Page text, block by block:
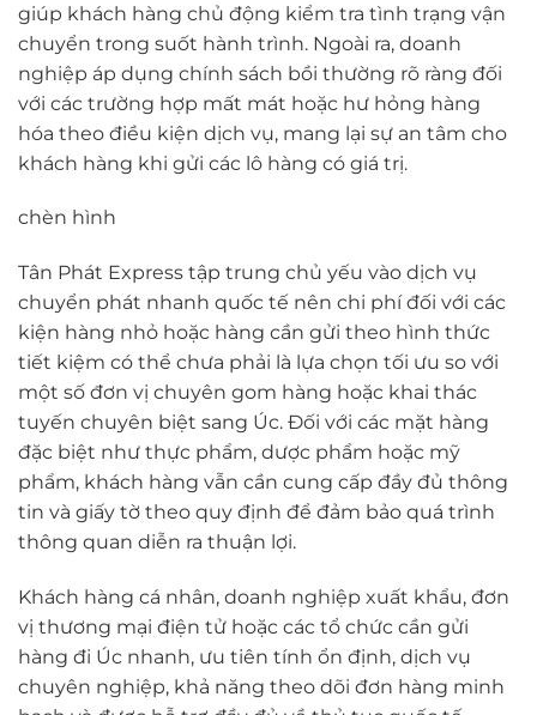
giúp khách hàng chủ động kiểm tra tình trạng vận
chuyển trong suốt hành trình. Ngoài ra, doanh
nghiệp áp dụng chính sách bồi thường rõ ràng đối
với các trường hợp mất mát hoặc hư hỏng hàng
hóa theo điều kiện dịch vụ, mang lại sự an tâm cho
khách hàng khi gửi các lô hàng có giá trị.
chèn hình
Tân Phát Express tập trung chủ yếu vào dịch vụ
chuyển phát nhanh quốc tế nên chi phí đối với các
kiện hàng nhỏ hoặc hàng cần gửi theo hình thức
tiết kiệm có thể chưa phải là lựa chọn tối ưu so với
một số đơn vị chuyên gom hàng hoặc khai thác
tuyến chuyên biệt sang Úc. Đối với các mặt hàng
đặc biệt như thực phẩm, dược phẩm hoặc mỹ
phẩm, khách hàng vẫn cần cung cấp đầy đủ thông
tin và giấy tờ theo quy định để đảm bảo quá trình
thông quan diễn ra thuận lợi.
Khách hàng cá nhân, doanh nghiệp xuất khẩu, đơn
vị thương mại điện tử hoặc các tổ chức cần gửi
hàng đi Úc nhanh, ưu tiên tính ổn định, dịch vụ
chuyên nghiệp, khả năng theo dõi đơn hàng minh